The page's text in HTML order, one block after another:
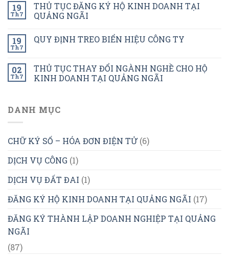
19
Th7
THỦ TỤC ĐĂNG KÝ HỘ KINH DOANH TẠI
QUẢNG NGÃI
19
Th7
QUY ĐỊNH TREO BIỂN HIỆU CÔNG TY
02
Th7
THỦ TỤC THAY ĐỔI NGÀNH NGHỀ CHO HỘ
KINH DOANH TẠI QUẢNG NGÃI
DANH MỤC
CHỮ KÝ SỐ – HÓA ĐƠN ĐIỆN TỬ(6)
DỊCH VỤ CÔNG (1)
DỊCH VỤ ĐẤT ĐAI (1)
ĐĂNG KÝ HỘ KINH DOANH TẠI QUẢNG NGÃI (17)
ĐĂNG KÝ THÀNH LẬP DOANH NGHIỆP TẠI QUẢNG
NGÃI
(87)